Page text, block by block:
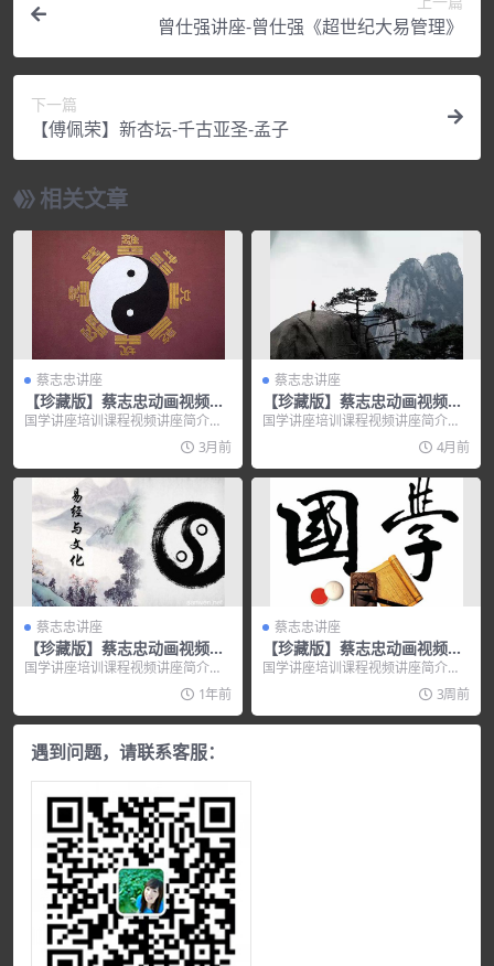
曾仕强讲座-曾仕强《超世纪大易管理》
下一篇
【傅佩荣】新杏坛-千古亚圣-孟子
相关文章
蔡志忠讲座
【珍藏版】蔡志忠动画视频全
集-聂隐娘
国学讲座培训课程视频讲座简介：
【珍藏版】蔡志忠动画视频全集：
3月前
蔡志忠讲座
【珍藏版】蔡志忠动画视频全
集-龍女
国学讲座培训课程视频讲座简介：
【珍藏版】蔡志忠动画视频全集：
4月前
蔡志忠讲座
【珍藏版】蔡志忠动画视频全
集-中庸
国学讲座培训课程视频讲座简介：
【珍藏版】蔡志忠动画视频全集：
1年前
蔡志忠讲座
【珍藏版】蔡志忠动画视频全
集-孟子說
国学讲座培训课程视频讲座简介：
【珍藏版】蔡志忠动画视频全集：
3周前
遇到问题，请联系客服：